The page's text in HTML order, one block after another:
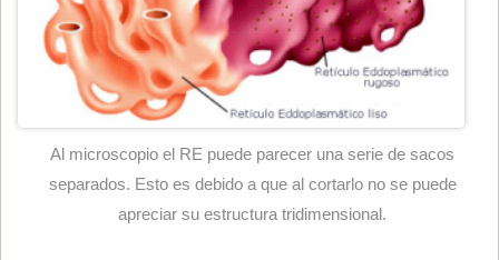
Al microscopio el RE puede parecer una serie de sacos
separados. Esto es debido a que al cortarlo no se puede
apreciar su estructura tridimensional.